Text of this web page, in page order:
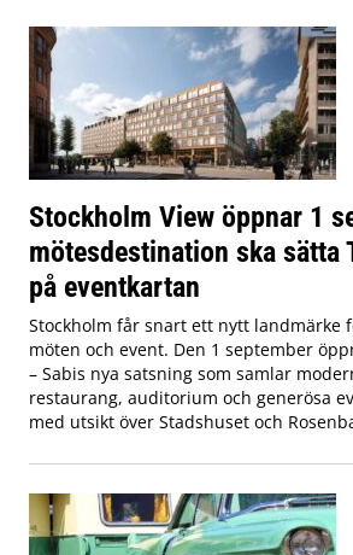
Stockholm View öppnar 1
mötesdestination ska sätta
på eventkartan
Stockholm får snart ett nytt landmärke
möten och event. Den 1 september
– Sabis nya satsning som samlar
restaurang, auditorium och generösa
med utsikt över Stadshuset och